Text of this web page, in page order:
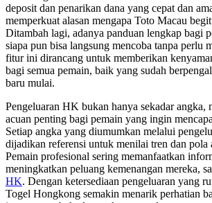
deposit dan penarikan dana yang cepat dan
memperkuat alasan mengapa Toto Macau
Ditambah lagi, adanya panduan lengkap bagi
siapa pun bisa langsung mencoba tanpa perlu
fitur ini dirancang untuk memberikan
bagi semua pemain, baik yang sudah
baru mulai.
Pengeluaran HK bukan hanya sekadar angka,
acuan penting bagi pemain yang ingin
Setiap angka yang diumumkan melalui
dijadikan referensi untuk menilai tren dan pola
Pemain profesional sering memanfaatkan
meningkatkan peluang kemenangan mereka,
HK. Dengan ketersediaan pengeluaran yang
Togel Hongkong semakin menarik perhatian